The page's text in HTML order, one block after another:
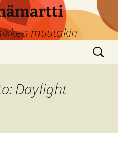
muutakin
Haku:
Daylight